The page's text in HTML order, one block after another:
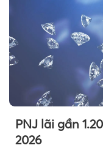
PNJ lãi gần
2026